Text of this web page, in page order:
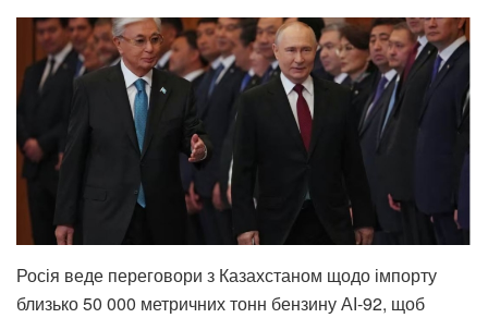
Росія веде переговори з Казахстаном щодо імпорту
близько 50 000 метричних тонн бензину АІ-92, щоб